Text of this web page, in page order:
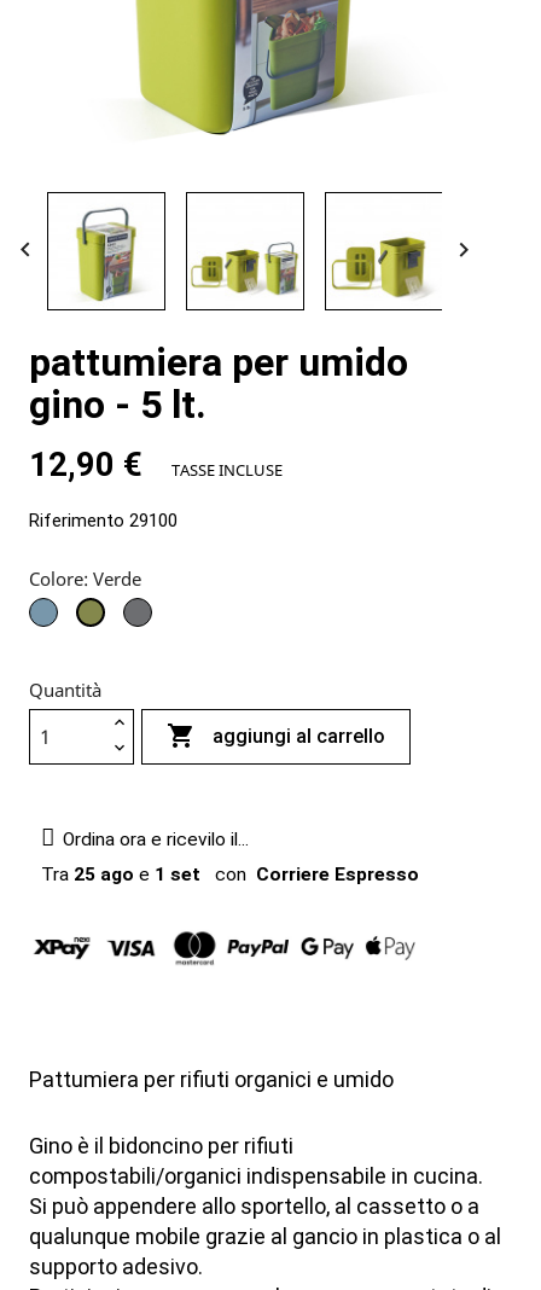
 
pattumiera per umido
gino - 5 lt.
12,90 € TASSE INCLUSE
Riferimento 29100
Colore: Verde
AzzurroVerdeGrigio
Quantità
 aggiungi al carrello
Ordina ora e ricevilo il...
Tra 25 ago e 1 set con Corriere Espresso
Pattumiera per rifiuti organici e umido
Gino è il bidoncino per rifiuti
compostabili/organici indispensabile in cucina.
Si può appendere allo sportello, al cassetto o a
qualunque mobile grazie al gancio in plastica o al
supporto adesivo.